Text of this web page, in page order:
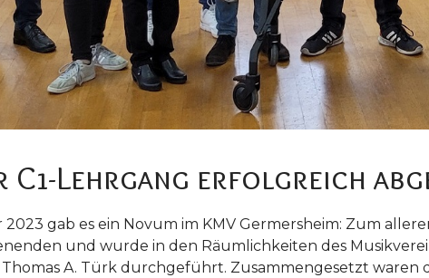
C1-Lehrgang erfolgreich
2023 gab es ein Novum im KMV Germersheim: Zum
und wurde in den Räumlichkeiten des
A. Türk durchgeführt. Zusammengesetzt